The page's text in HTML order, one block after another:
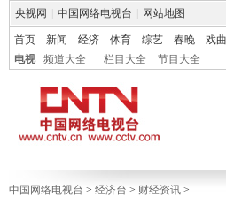
央视网 中国网络电视台 网站地图
首页 新闻 经济 体育 综艺 春晚 戏曲
电视
频道大全 栏目大全 节目大全
中国网络电视台 > 经济台 > 财经资讯 >